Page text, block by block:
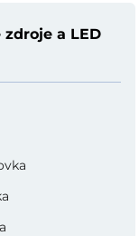
a LED